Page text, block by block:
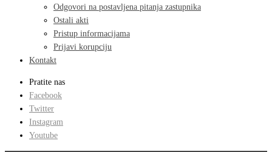
Odgovori na postavljena pitanja zastupnika
Ostali akti
Pristup informacijama
Prijavi korupciju
Kontakt
Pratite nas
Facebook
Twitter
Instagram
Youtube